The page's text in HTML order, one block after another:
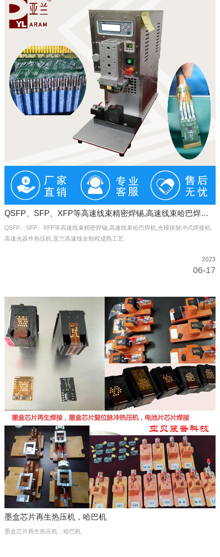
QSFP、SFP、XFP等高速线束精密焊锡,高速线束哈巴焊机,光模块脉冲式焊接机,高速光器件热压机,亚兰高速线全制程成熟工艺
QSFP、SFP、XFP等高速线束精密焊锡,高速线束哈巴焊机,光模块脉冲式焊接机,
高速光器件热压机,亚兰高速线全制程成熟工艺
2023
06-17
墨盒芯片再生热压机，哈巴机
墨盒芯片再生热压机，哈巴机